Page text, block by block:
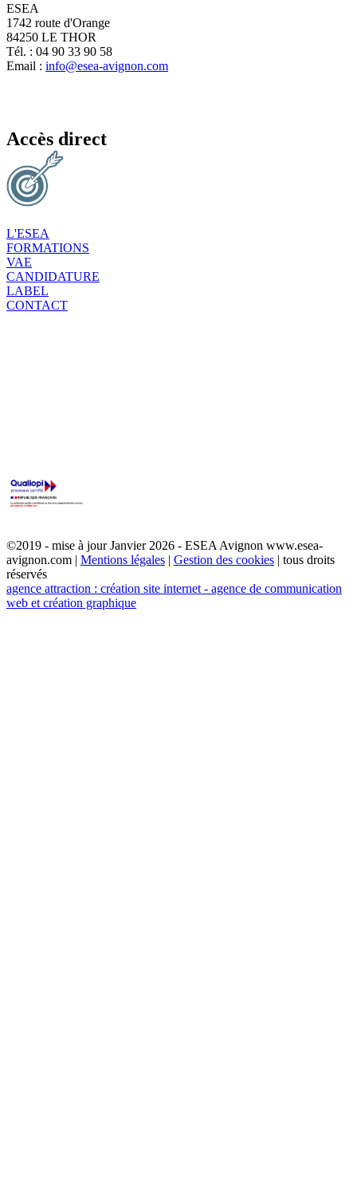
ESEA
1742 route d'Orange
84250 LE THOR
Tél. : 04 90 33 90 58
Email : info@esea-avignon.com
Accès direct
L'ESEA
FORMATIONS
VAE
CANDIDATURE
LABEL
CONTACT
©2019 - mise à jour Janvier 2026 - ESEA Avignon www.esea-
avignon.com | Mentions légales | Gestion des cookies | tous droits
réservés
agence attraction : création site internet - agence de communication
web et création graphique